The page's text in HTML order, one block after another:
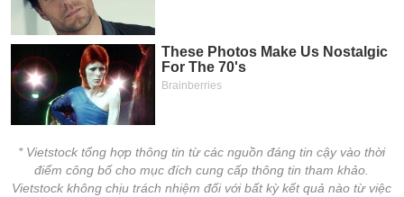
* Vietstock tổng hợp thông tin từ các nguồn đáng tin cậy vào thời
điểm công bố cho mục đích cung cấp thông tin tham khảo.
Vietstock không chịu trách nhiệm đối với bất kỳ kết quả nào từ việc